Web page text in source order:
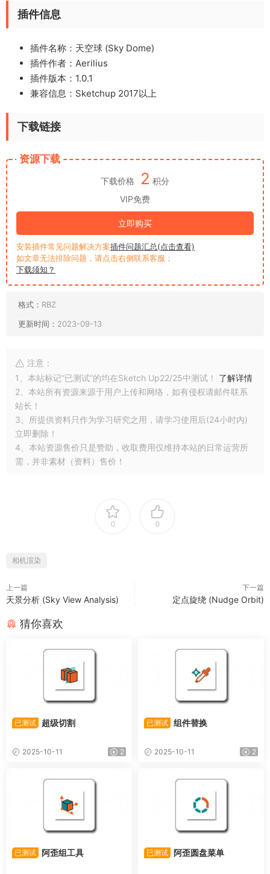
插件信息
插件名称：天空球 (Sky Dome)
插件作者：Aerilius
插件版本：1.0.1
兼容信息：Sketchup 2017以上
下载链接
资源下载
下载价格 2 积分
VIP免费
立即购买
安装插件常见问题解决方案插件问题汇总(点击查看)
如文章无法排除问题，请点击右侧联系客服；
下载须知？
格式： RBZ
更新时间： 2023-09-13
注意：
1、本站标记“已测试”的均在Sketch Up22/25中测试！ 了解详情
2、本站所有资源来源于用户上传和网络，如有侵权请邮件联系
站长！
3、所提供资料只作为学习研究之用，请学习使用后(24小时内)
立即删除！
4、本站资源售价只是赞助，收取费用仅维持本站的日常运营所
需，并非素材（资料）售价！
0 0
相机渲染
上一篇
天景分析 (Sky View Analysis)
下一篇
定点旋绕 (Nudge Orbit)
猜你喜欢
已测试 超级切割
2025-10-11 2
已测试 组件替换
2025-10-11 2
已测试 阿歪组工具 已测试 阿歪圆盘菜单